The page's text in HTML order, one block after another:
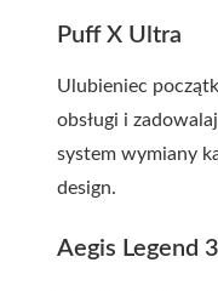
Puff X Ultra
Ulubieniec
obsługi i
system wymiany
design.
Aegis Legend 3